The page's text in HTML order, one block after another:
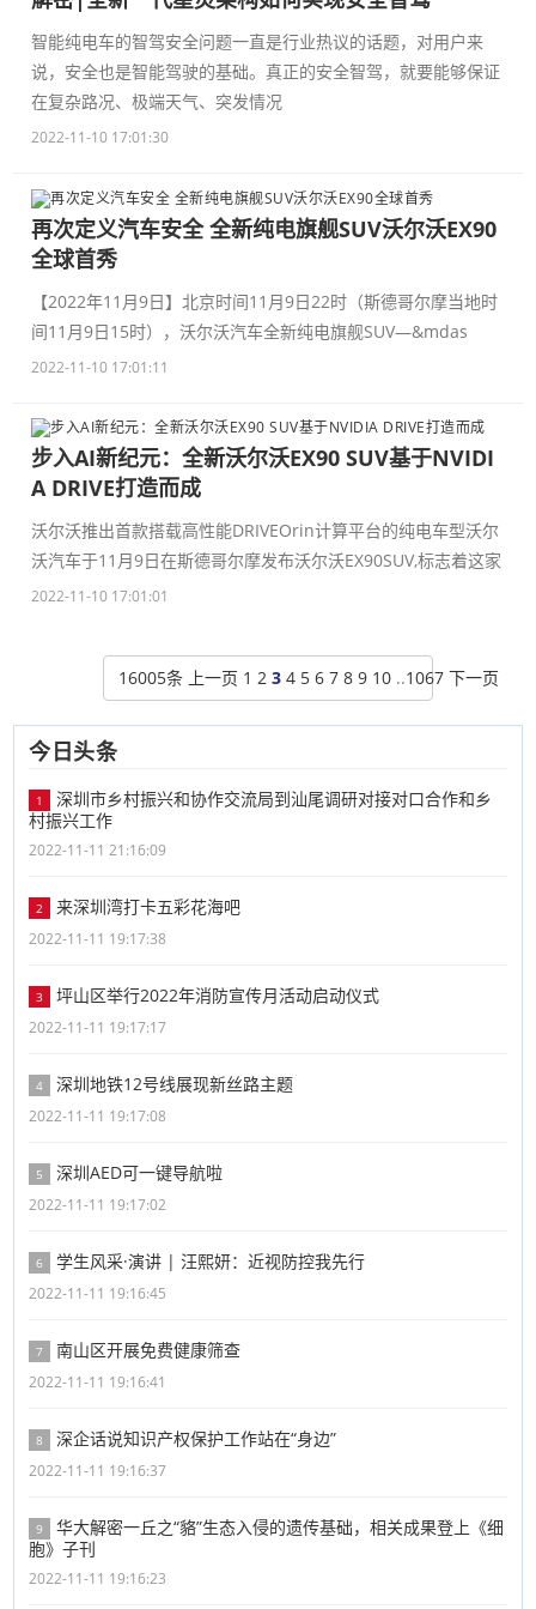
智能纯电车的智驾安全问题一直是行业热议的话题，对用户来
说，安全也是智能驾驶的基础。真正的安全智驾，就要能够保证
在复杂路况、极端天气、突发情况
2022-11-10 17:01:30
再次定义汽车安全 全新纯电旗舰SUV沃尔沃EX90
全球首秀
【2022年11月9日】北京时间11月9日22时（斯德哥尔摩当地时
间11月9日15时），沃尔沃汽车全新纯电旗舰SUV—&mdas
2022-11-10 17:01:11
步入AI新纪元：全新沃尔沃EX90 SUV基于NVIDI
A DRIVE打造而成
沃尔沃推出首款搭载高性能DRIVEOrin计算平台的纯电车型沃尔
沃汽车于11月9日在斯德哥尔摩发布沃尔沃EX90SUV,标志着这家
2022-11-10 17:01:01
16005条 上一页 1 2 3 4 5 6 7 8 9 10..1067 下一页
今日头条
1
深圳市乡村振兴和协作交流局到汕尾调研对接对口合作和乡
村振兴工作
2022-11-11 21:16:09
2 来深圳湾打卡五彩花海吧
2022-11-11 19:17:38
3 坪山区举行2022年消防宣传月活动启动仪式
2022-11-11 19:17:17
4 深圳地铁12号线展现新丝路主题
2022-11-11 19:17:08
5 深圳AED可一键导航啦
2022-11-11 19:17:02
6 学生风采·演讲 | 汪熙妍：近视防控我先行
2022-11-11 19:16:45
7 南山区开展免费健康筛查
2022-11-11 19:16:41
8 深企话说知识产权保护工作站在“身边”
2022-11-11 19:16:37
9
华大解密一丘之“貉”生态入侵的遗传基础，相关成果登上《细
胞》子刊
2022-11-11 19:16:23